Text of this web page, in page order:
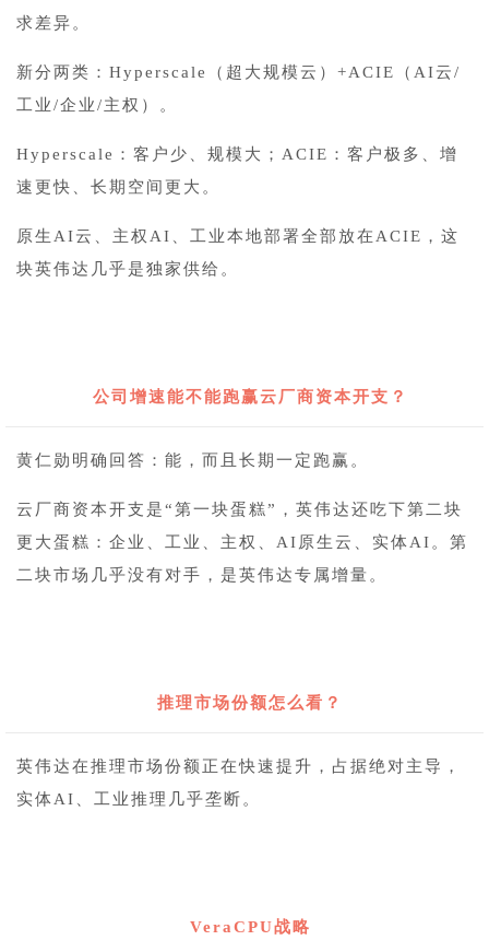
求差异。
新分两类：Hyperscale（超大规模云）+ACIE
（AI云/
工业/企业/主权）。
Hyperscale ：客户少、规模大；ACIE：客户极多、增
速更快、长期空间更大。
原生AI云、主权AI、工业本地部署全部放在ACIE，这
块英伟达几乎是独家供给。
公司增速能不能跑赢云厂商资本开支？
黄仁勋明确回答：能，而且长期一定跑赢。
云厂商资本开支是“第一块蛋糕”，英伟达还吃下第二块
更大蛋糕：企业、工业、主权、AI原生云、 实体AI 。第
二块市场几乎没有对手，是英伟达专属增量。
推理市场份额怎么看？
英伟达在推理市场份额正在快速提升，占据绝对主导，
实体AI、工业推理几乎垄断。
VeraCPU战略